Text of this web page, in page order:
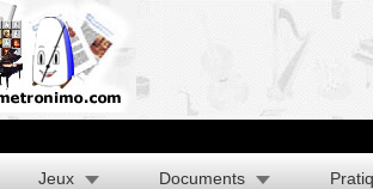
Jeux Documents